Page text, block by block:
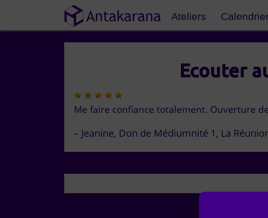
Ateliers
Ecouter
Me faire confiance totalement. Ouverture
Jeanine Don de Médiumnité 1 La